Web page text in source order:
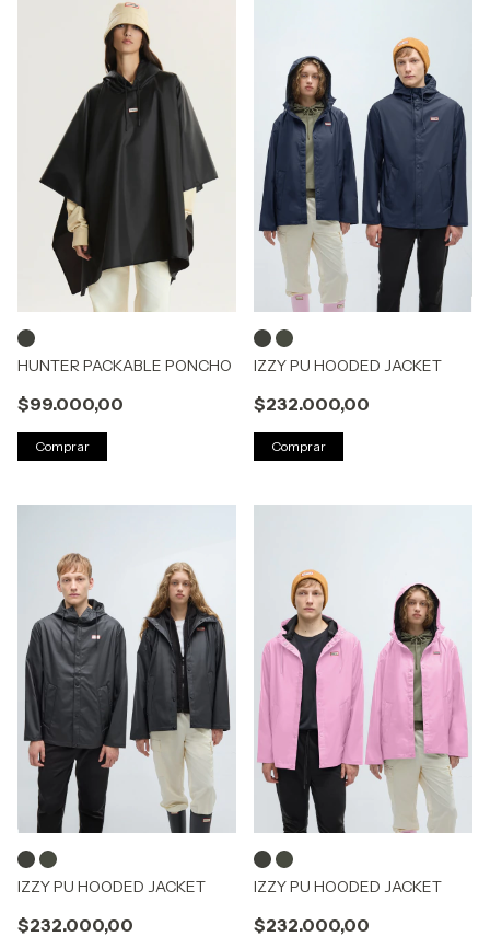
HUNTER PACKABLE PONCHO
$99.000,00
Comprar
IZZY PU HOODED JACKET
$232.000,00
Comprar
IZZY PU HOODED JACKET
$232.000,00
IZZY PU HOODED JACKET
$232.000,00